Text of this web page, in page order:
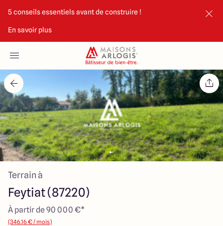
5 conseils essentiels avant de construire !
En savoir plus
Nos maisons
Nos annonces
Votre projet
Qui sommes-nous
Maisons ARLOGIS Limoges
Terrain à
Feytiat (87220)
À partir de 90 000 €*
(346.16 € / mois)